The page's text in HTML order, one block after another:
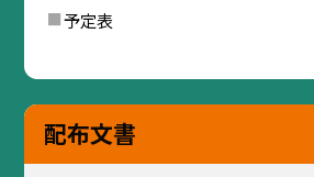
予定表
配布文書